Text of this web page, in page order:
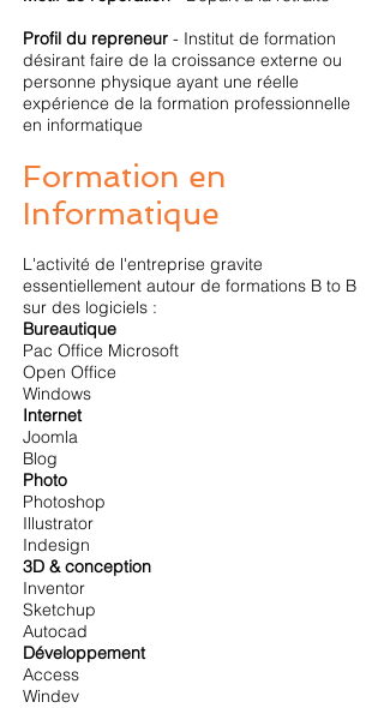
Profil du repreneur - Institut de formation
désirant faire de la croissance externe ou
personne physique ayant une réelle
expérience de la formation professionnelle
en informatique
Formation en
Informatique
L'activité de l'entreprise gravite
essentiellement autour de formations B to B
sur des logiciels :
Bureautique
Pac Office Microsoft
Open Office
Windows
Internet
Joomla
Blog
Photo
Photoshop
Illustrator
Indesign
3D & conception
Inventor
Sketchup
Autocad
Développement
Access
Windev